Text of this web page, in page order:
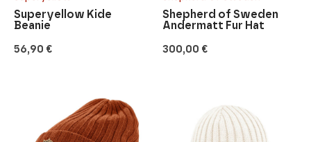
56,90 €
Superyellow Kide
Beanie
300,00 €
Shepherd of Sweden
Andermatt Fur Hat